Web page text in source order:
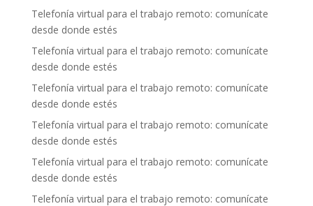
Telefonía virtual para el trabajo remoto: comunícate
desde donde estés
Telefonía virtual para el trabajo remoto: comunícate
desde donde estés
Telefonía virtual para el trabajo remoto: comunícate
desde donde estés
Telefonía virtual para el trabajo remoto: comunícate
desde donde estés
Telefonía virtual para el trabajo remoto: comunícate
desde donde estés
Telefonía virtual para el trabajo remoto: comunícate